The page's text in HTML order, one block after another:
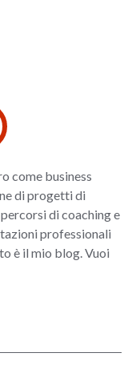
come business
di progetti di
di coaching e
professionali
è il mio blog. Vuoi